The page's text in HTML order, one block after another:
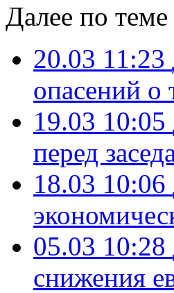
Далее по теме
20.03 11:23
опасений о
19.03 10:05
перед
18.03 10:06
05.03 10:28
снижения